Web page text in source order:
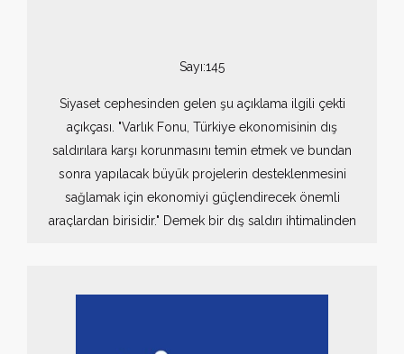
Sayı:145
Siyaset cephesinden gelen şu açıklama ilgili çekti
açıkçası. "Varlık Fonu, Türkiye ekonomisinin dış
saldırılara karşı korunmasını temin etmek ve bundan
sonra yapılacak büyük projelerin desteklenmesini
sağlamak için ekonomiyi güçlendirecek önemli
araçlardan birisidir." Demek bir dış saldırı ihtimalinden